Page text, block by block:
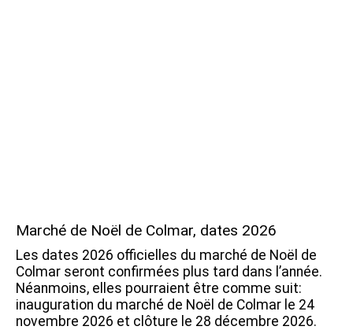
Marché de Noël de Colmar, dates 2026
Les dates 2026 officielles du marché de Noël de
Colmar seront confirmées plus tard dans l’année.
Néanmoins, elles pourraient être comme suit:
inauguration du marché de Noël de Colmar le 24
novembre 2026 et clôture le 28 décembre 2026.